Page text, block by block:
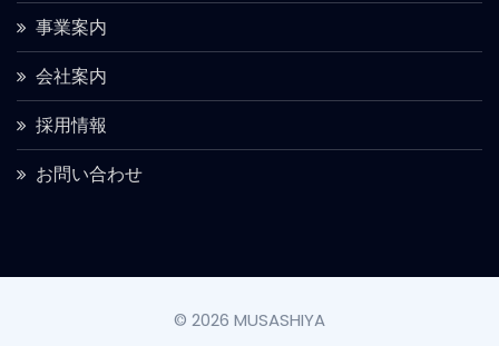
事業案内
会社案内
採用情報
お問い合わせ
© 2026 MUSASHIYA